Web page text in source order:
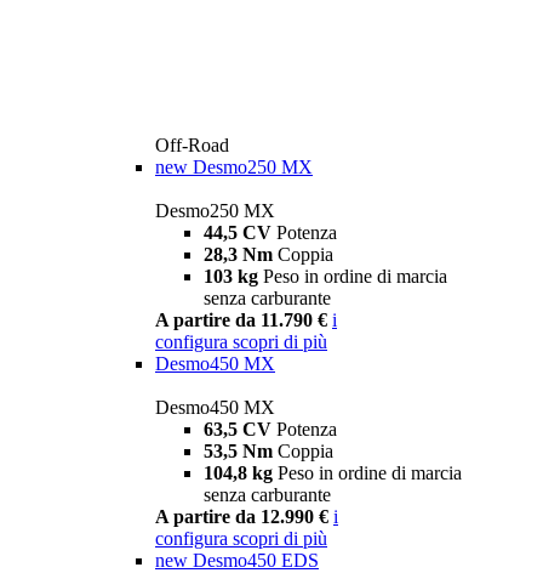
Off-Road
new Desmo250 MX
Desmo250 MX
44,5 CV Potenza
28,3 Nm Coppia
103 kg Peso in ordine di marcia
senza carburante
A partire da 11.790 € i
configura scopri di più
Desmo450 MX
Desmo450 MX
63,5 CV Potenza
53,5 Nm Coppia
104,8 kg Peso in ordine di marcia
senza carburante
A partire da 12.990 € i
configura scopri di più
new Desmo450 EDS